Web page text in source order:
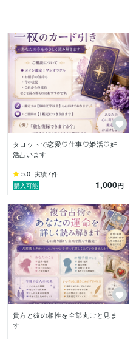
な「心のメッセージ」を
ご希望があれば変更も可能
が知りたい
い恋愛
流れ
こと
したい
い！
にお願いしてよかった」と
タロットで恋愛♡仕事♡婚活♡妊
活占います
5.0 実績7件
購入可能
1,000円
貴方と彼の相性を全部丸ごと見ま
す